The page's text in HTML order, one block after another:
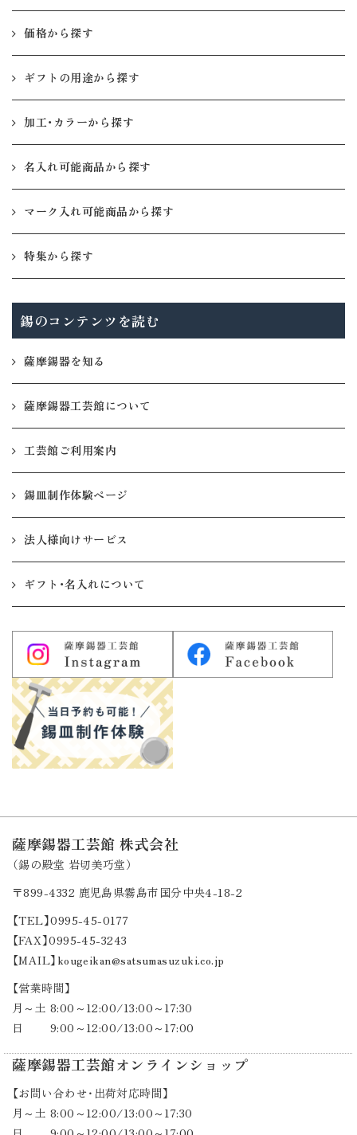
価格から探す
ギフトの用途から探す
加工・カラーから探す
名入れ可能商品から探す
マーク入れ可能商品から探す
特集から探す
錫のコンテンツを読む
薩摩錫器を知る
薩摩錫器工芸館について
工芸館ご利用案内
錫皿制作体験ページ
法人様向けサービス
ギフト・名入れについて
薩摩錫器工芸館 株式会社
（錫の殿堂 岩切美巧堂）
〒899-4332 鹿児島県霧島市国分中央4-18-2
【TEL】0995-45-0177
【FAX】0995-45-3243
【MAIL】kougeikan@satsumasuzuki.co.jp
【営業時間】
月～土 8:00～12:00/13:00～17:30
日 9:00～12:00/13:00～17:00
薩摩錫器工芸館オンラインショップ
【お問い合わせ・出荷対応時間】
月～土 8:00～12:00/13:00～17:30